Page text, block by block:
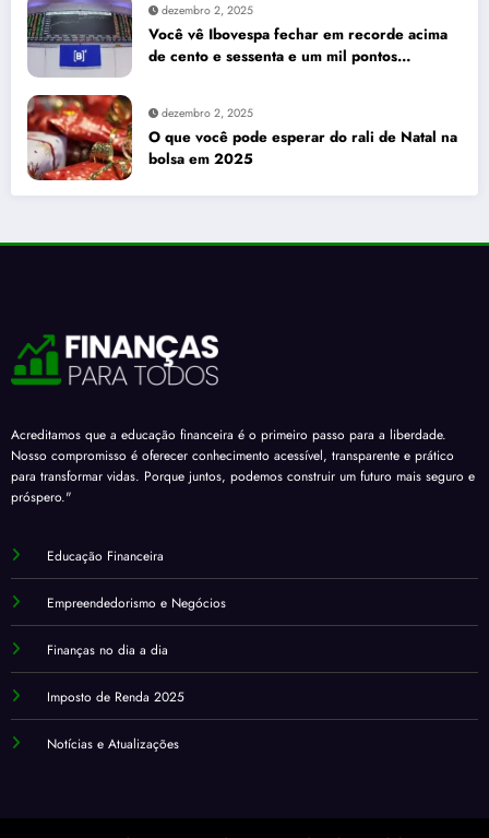
dezembro 2, 2025
Você vê Ibovespa fechar em recorde acima
de cento e sessenta e um mil pontos
dezembro 2, 2025
O que você pode esperar do rali de Natal na
bolsa em 2025
Acreditamos que a educação financeira é o primeiro passo para a liberdade.
Nosso compromisso é oferecer conhecimento acessível, transparente e prático
para transformar vidas. Porque juntos, podemos construir um futuro mais seguro e
próspero."
Educação Financeira
Empreendedorismo e Negócios
Finanças no dia a dia
Imposto de Renda 2025
Notícias e Atualizações